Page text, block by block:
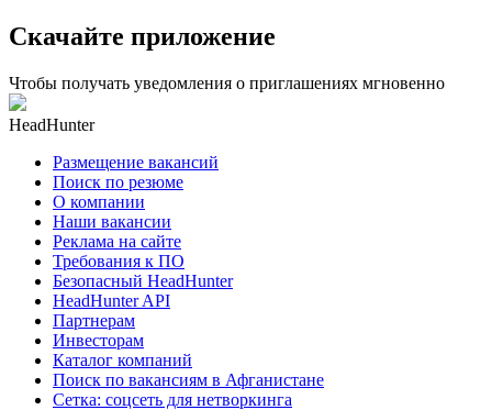
Скачайте приложение
Чтобы получать уведомления о приглашениях мгновенно
HeadHunter
Размещение вакансий
Поиск по резюме
О компании
Наши вакансии
Реклама на сайте
Требования к ПО
Безопасный HeadHunter
HeadHunter API
Партнерам
Инвесторам
Каталог компаний
Поиск по вакансиям в Афганистане
Сетка: соцсеть для нетворкинга